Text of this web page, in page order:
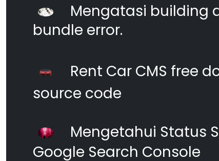
Mengatasi building
bundle error.
Rent Car CMS free
source code
Mengetahui Status
Google Search Console